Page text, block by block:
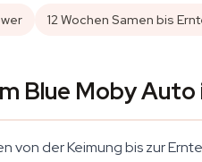
12 Wochen Samen bis
Blue Moby
von der Keimung bis zur